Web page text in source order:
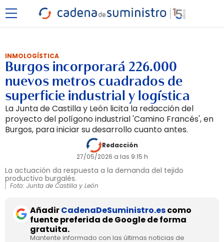
INMOLOGÍSTICA
Burgos incorporará 226.000
nuevos metros cuadrados de
superficie industrial y logística
La Junta de Castilla y León licita la redacción del
proyecto del polígono industrial 'Camino Francés', en
Burgos, para iniciar su desarrollo cuanto antes.
Redacción
27/05/2026 a las 9:15 h
La actuación da respuesta a la demanda del tejido
productivo burgalés.
Foto: Junta de Castilla y León
AñadirCadenaDeSuministro.escomo
fuente preferida de Google de forma
gratuita.
Mantente informado con las últimas noticias de